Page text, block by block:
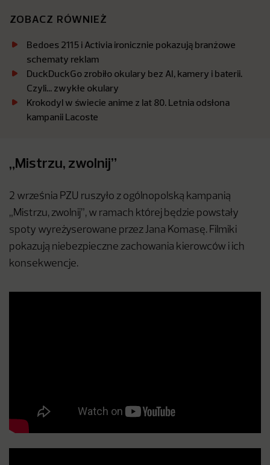
ZOBACZ RÓWNIEŻ
Bedoes 2115 i Activia ironicznie pokazują branżowe
schematy reklam
DuckDuckGo zrobiło okulary bez AI, kamery i baterii.
Czyli… zwykłe okulary
Krokodyl w świecie anime z lat 80. Letnia odsłona
kampanii Lacoste
„Mistrzu, zwolnij”
2 września PZU ruszyło z ogólnopolską kampanią
„Mistrzu, zwolnij”, w ramach której będzie powstały
spoty wyreżyserowane przez Jana Komasę. Filmiki
pokazują niebezpieczne zachowania kierowców i ich
konsekwencje.